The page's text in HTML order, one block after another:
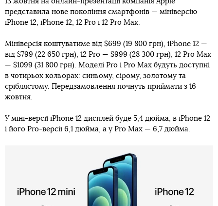
представила нове покоління смартфонів — мініверсію
iPhone 12, iPhone 12, 12 Pro і 12 Pro Max.
Мініверсія коштуватиме від $699 (19 800 грн), iPhone 12 —
від $799 (22 650 грн), 12 Pro — $999 (28 300 грн), 12 Pro Max
— $1099 (31 800 грн). Моделі Pro і Pro Max будуть доступні
в чотирьох кольорах: синьому, сірому, золотому та
сріблястому. Передзамовлення почнуть приймати з 16
жовтня.
У міні-версії iPhone 12 дисплей буде 5,4 дюйма, в iPhone 12
і його Pro-версії 6,1 дюйма, а у Pro Max — 6,7 дюйма.